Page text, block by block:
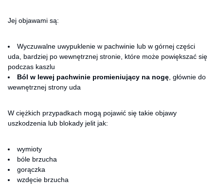
Jej objawami są:
Wyczuwalne uwypuklenie w pachwinie lub w górnej części
uda, bardziej po wewnętrznej stronie, które może powiększać się
podczas kaszlu
Ból w lewej pachwinie promieniujący na nogę , głównie do
wewnętrznej strony uda
W ciężkich przypadkach mogą pojawić się takie objawy
uszkodzenia lub blokady jelit jak:
wymioty
bóle brzucha
gorączka
wzdęcie brzucha